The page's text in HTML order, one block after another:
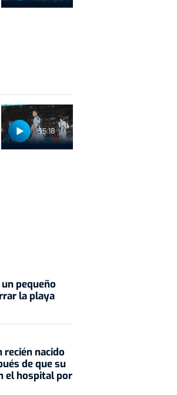
55:18
pequeño
la playa
nacido
de que su
el hospital por